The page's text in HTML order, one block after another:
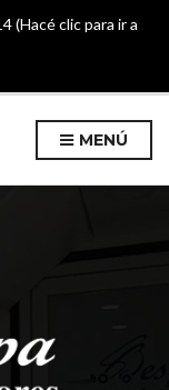
(Hacé clic para ir a
MENÚ